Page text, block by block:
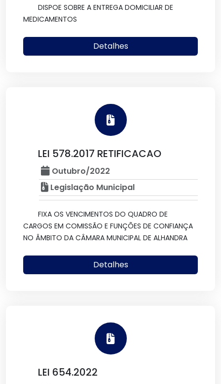
DISPOE SOBRE A ENTREGA DOMICILIAR DE
MEDICAMENTOS
Detalhes
LEI 578.2017 RETIFICACAO
Outubro/2022
Legislação Municipal
FIXA OS VENCIMENTOS DO QUADRO DE
CARGOS EM COMISSÃO E FUNÇÕES DE CONFIANÇA
NO ÂMBITO DA CÂMARA MUNICIPAL DE ALHANDRA
Detalhes
LEI 654.2022